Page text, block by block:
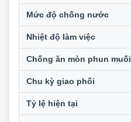
Mức độ chống nước
Nhiệt độ làm việc
Chống ăn mòn phun muối
Chu kỳ giao phối
Tỷ lệ hiện tại